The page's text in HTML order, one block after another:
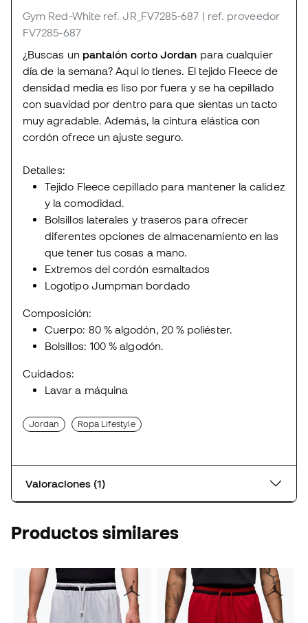
Gym Red-White ref. JR_FV7285-687 | ref. proveedor
FV7285-687
¿Buscas un pantalón corto Jordan para cualquier
día de la semana? Aquí lo tienes. El tejido Fleece de
densidad media es liso por fuera y se ha cepillado
con suavidad por dentro para que sientas un tacto
muy agradable. Además, la cintura elástica con
cordón ofrece un ajuste seguro.
Detalles:
Tejido Fleece cepillado para mantener la calidez
y la comodidad.
Bolsillos laterales y traseros para ofrecer
diferentes opciones de almacenamiento en las
que tener tus cosas a mano.
Extremos del cordón esmaltados
Logotipo Jumpman bordado
Composición:
Cuerpo: 80 % algodón, 20 % poliéster.
Bolsillos: 100 % algodón.
Cuidados:
Lavar a máquina
Jordan Ropa Lifestyle
Valoraciones (1)
Productos similares